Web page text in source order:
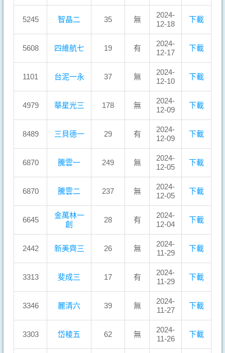
5245 智晶二 35 無
2024-
12-18
下載
5608 四維航七 19 有
2024-
12-17
下載
1101 台泥一永 37 無
2024-
12-10
下載
4979 華星光三 178 無
2024-
12-09
下載
8489 三貝德一 29 有
2024-
12-09
下載
6870 騰雲一 249 無
2024-
12-05
下載
6870 騰雲二 237 無
2024-
12-05
下載
6645
金萬林一
創
28 有
2024-
12-04
下載
2442 新美齊三 26 無
2024-
11-29
下載
3313 斐成三 17 有
2024-
11-29
下載
3346 麗清六 39 無
2024-
11-27
下載
3303 岱稜五 62 無
2024-
11-26
下載